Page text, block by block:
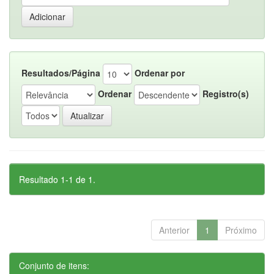
Resultados/Página
Ordenar por
Ordenar
Registro(s)
Resultado 1-1 de 1.
Anterior 1 Próximo
Conjunto de itens: